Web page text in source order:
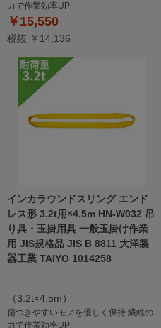
力で作業効率UP
￥15,550
税抜 ￥14,136
インカラウンドスリング エンド
レス形 3.2t用×4.5m HN-W032 吊
り具・玉掛用具 一般玉掛け作業
用 JIS規格品 JIS B 8811 大洋製
器工業 TAIYO 1014258
（3.2t×4.5m）
傷つきやすいモノを優しく保持 繊維の
力で作業効率UP